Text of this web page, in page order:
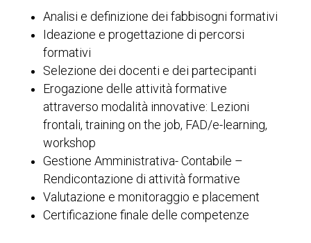
Analisi e definizione dei fabbisogni formativi
Ideazione e progettazione di percorsi
formativi
Selezione dei docenti e dei partecipanti
Erogazione delle attività formative
attraverso modalità innovative: Lezioni
frontali, training on the job, FAD/e-learning,
workshop
Gestione Amministrativa- Contabile –
Rendicontazione di attività formative
Valutazione e monitoraggio e placement
Certificazione finale delle competenze